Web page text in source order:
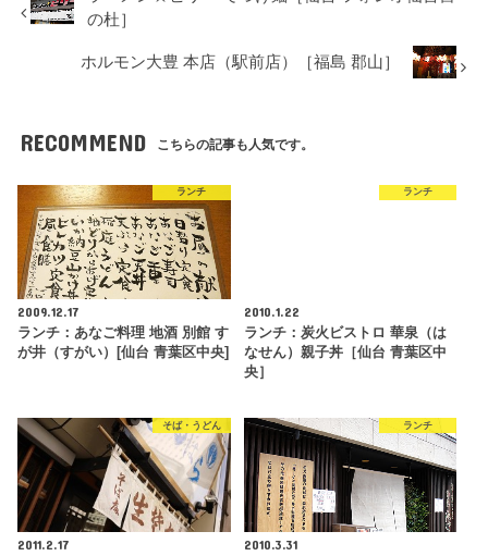
の杜］
ホルモン大豊 本店（駅前店）［福島 郡山］
RECOMMEND こちらの記事も人気です。
ランチ
2009.12.17
ランチ：あなご料理 地酒 別館 す
が井（すがい）[仙台 青葉区中央]
ランチ
2010.1.22
ランチ：炭火ビストロ 華泉（は
なせん）親子丼［仙台 青葉区中
央］
そば・うどん
2011.2.17
ランチ
2010.3.31